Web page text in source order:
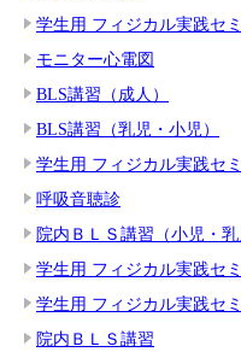
学生用 フィジカル実践セ
モニター心電図
BLS講習（成人）
BLS講習（乳児・小児）
学生用 フィジカル実践セ
呼吸音聴診
院内ＢＬＳ講習（小児・乳
学生用 フィジカル実践セ
学生用 フィジカル実践セ
院内ＢＬＳ講習